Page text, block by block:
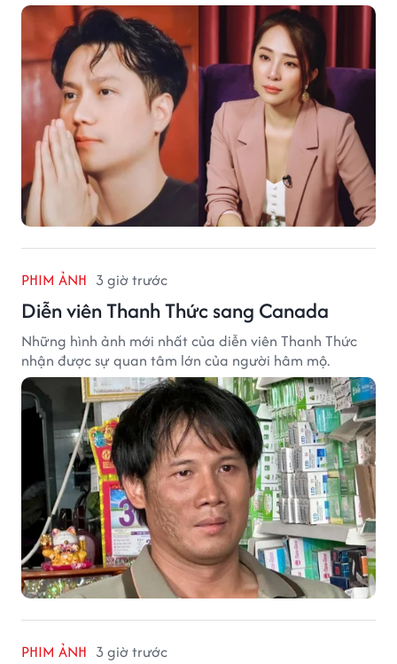
PHIM ẢNH 3 giờ trước
Diễn viên Thanh Thức sang Canada
Những hình ảnh mới nhất của diễn viên Thanh Thức
nhận được sự quan tâm lớn của người hâm mộ.
PHIM ẢNH 3 giờ trước